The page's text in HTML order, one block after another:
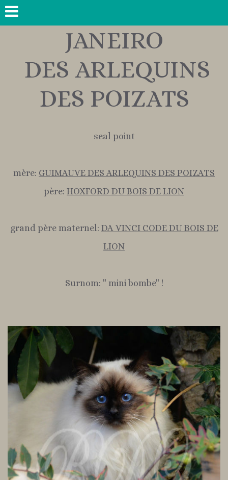
JANEIRO
DES ARLEQUINS
DES POIZATS
seal point
mère: GUIMAUVE DES ARLEQUINS DES POIZATS
père: HOXFORD DU BOIS DE LION
grand père maternel: DA VINCI CODE DU BOIS DE
LION
Surnom: " mini bombe" !